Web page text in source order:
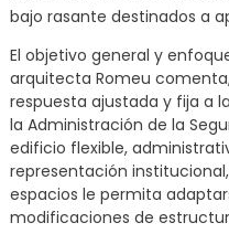
bajo rasante destinados a
El objetivo general y
arquitecta Romeu
respuesta ajustada y fija a
la Administración de la
edificio flexible,
representación
espacios le permita
modificaciones de